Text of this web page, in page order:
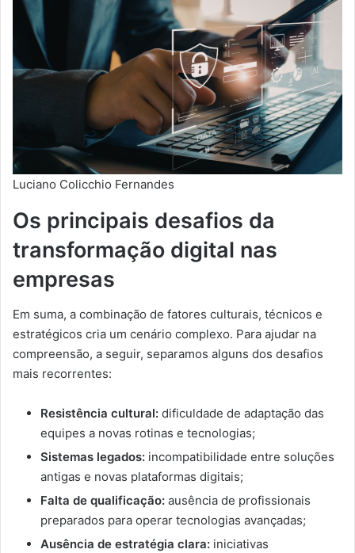
Luciano Colicchio Fernandes
Os principais desafios da
transformação digital nas
empresas
Em suma, a combinação de fatores culturais, técnicos e
estratégicos cria um cenário complexo. Para ajudar na
compreensão, a seguir, separamos alguns dos desafios
mais recorrentes:
Resistência cultural: dificuldade de adaptação das
equipes a novas rotinas e tecnologias;
Sistemas legados: incompatibilidade entre soluções
antigas e novas plataformas digitais;
Falta de qualificação: ausência de profissionais
preparados para operar tecnologias avançadas;
Ausência de estratégia clara: iniciativas